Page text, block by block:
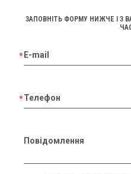
ЗАПОВНІТЬ ФОРМУ НИЖЧЕ І
E-mail
Телефон
Повідомлення